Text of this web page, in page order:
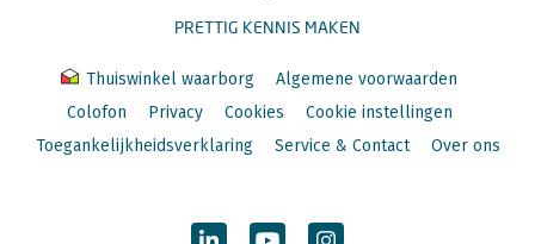
PRETTIG KENNIS MAKEN
Thuiswinkel waarborg
Algemene voorwaarden
Colofon
Privacy Cookies
Cookie instellingen
Toegankelijkheidsverklaring
Service & Contact Over ons